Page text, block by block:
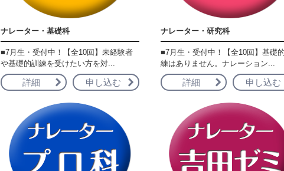
ナレーター・基礎科
■7月生・受付中！【全10回】未経験者
や基礎的訓練を受けたい方を対...
詳細 申し込む
ナレーター・研究科
■7月生・受付中！【全10回】基礎
練はありません。ナレーション...
詳細 申し込む